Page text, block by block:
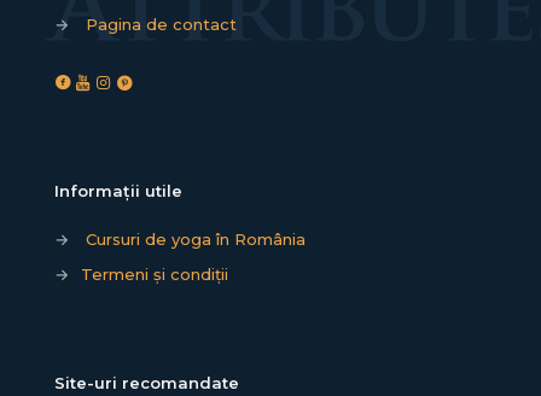
→
Pagina de contact
Informații utile
→
Cursuri de yoga în România
→
Termeni și condiții
Site-uri recomandate